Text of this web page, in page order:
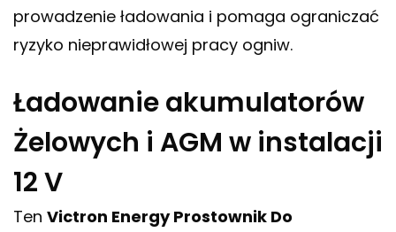
prowadzenie ładowania i pomaga ograniczać
ryzyko nieprawidłowej pracy ogniw.
Ładowanie akumulatorów
Żelowych i AGM w instalacji
12 V
Ten Victron Energy Prostownik Do